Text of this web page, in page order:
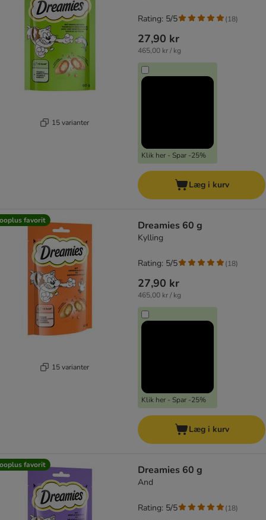
15 varianter
27,90 kr
465,00 kr / kg
Klik her - Spar -25%
Rating: 5/5 (18)
Læg i kurv
favorit
15 varianter
Dreamies 60 g
Kylling
27,90 kr
465,00 kr / kg
Klik her - Spar -25%
Rating: 5/5 (18)
Læg i kurv
favorit Dreamies 60 g
And
Rating: 5/5 (18)